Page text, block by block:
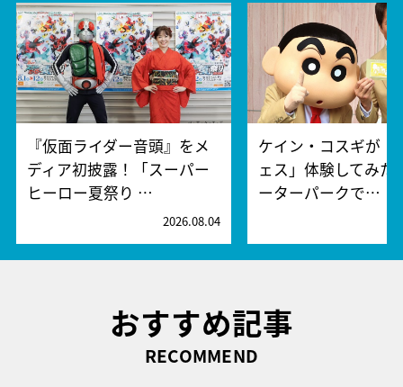
『仮面ライダー音頭』をメ
ディア初披露！「スーパー
ヒーロー夏祭り …
2026.08.04
ケイン・コスギが「
ェス」体験してみた
ーターパークで…
おすすめ記事
RECOMMEND